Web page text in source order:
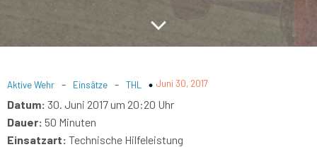
Aktive Wehr - Einsätze - THL Juni 30, 2017
Datum: 30. Juni 2017 um 20:20 Uhr
Dauer: 50 Minuten
Einsatzart: Technische Hilfeleistung